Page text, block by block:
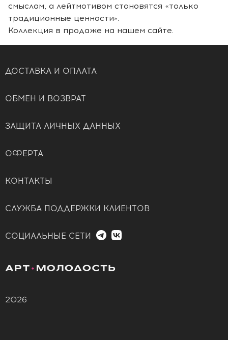
смыслам, а лейтмотивом становятся «только
традиционные ценности».
Коллекция в продаже на нашем сайте.
ДОСТАВКА И ОПЛАТА
ОБМЕН И ВОЗВРАТ
ЗАЩИТА ЛИЧНЫХ ДАННЫХ
ОФЕРТА
КОНТАКТЫ
СЛУЖБА ПОДДЕРЖКИ КЛИЕНТОВ
СОЦИАЛЬНЫЕ СЕТИ
2026